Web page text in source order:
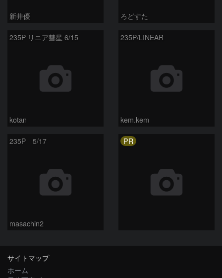
新井優 ろどすた
235P リニア彗星 6/15
kotan
235P/LINEAR
kem.kem
235P 5/17
masachin2
PR
サイトマップ
ホーム